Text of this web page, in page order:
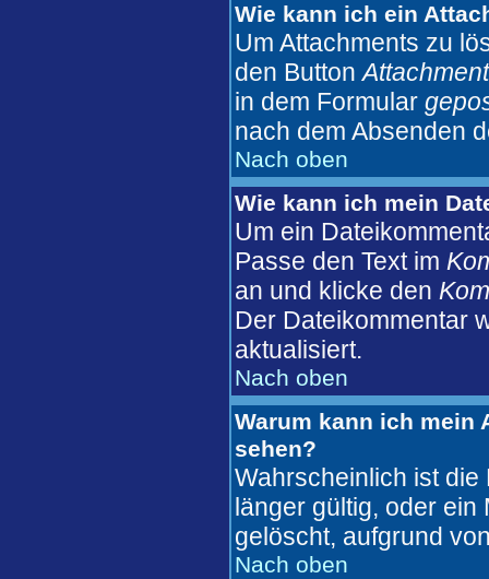
Wie kann ich ein
Um Attachments zu
den Button
in dem Formular
nach dem Absenden
Nach oben
Wie kann ich mein
Um ein
Passe den Text im
an und klicke den
Der Dateikommentar
aktualisiert.
Nach oben
Warum kann ich mein
sehen?
Wahrscheinlich ist
länger gültig, oder ein
gelöscht, aufgrund
Nach oben